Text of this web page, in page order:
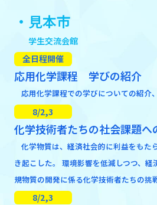
・見本市
学生交流会館
全日程開催
応用化学課程 学びの紹介
応用化学課程での学びについての紹介
8/2,3
化学技術者たちの社会課題へ
化学物質は、経済社会的に利益をもた
き起こした。 環境影響を低減しつつ、
規物質の開発に係る化学技術者たちの挑
8/2,3